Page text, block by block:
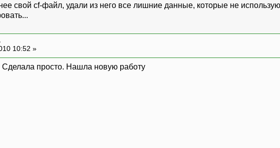
свой cf-файл, удали из него все лишние данные, которые не
10:52 »
просто. Нашла новую работу